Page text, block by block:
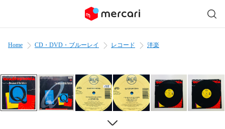
Home CD・DVD・ブルーレイ レコード 洋楽